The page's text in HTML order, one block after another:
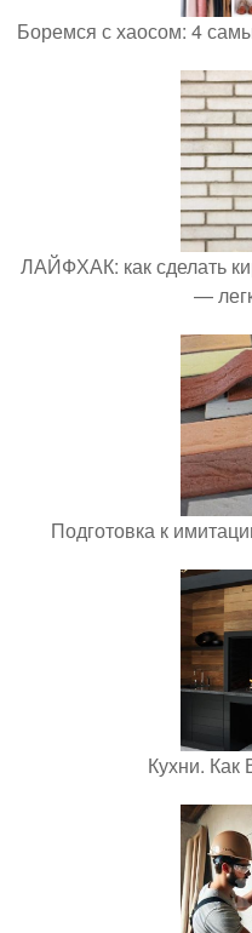
Боремся с хаосом: 4
ЛАЙФХАК: как сделать
—
Подготовка к
Кухни. Как